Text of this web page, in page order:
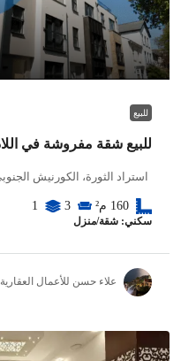
للبيع
للبيع شقة مفروشة في
استراد الثورة، الكورنيش
160 م² 3
1
سكني: شقة/منزل
علاء حسن للأعمال العقارية